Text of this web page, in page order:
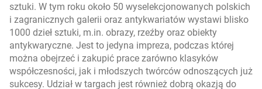
sztuki. W tym roku około 50 wyselekcjonowanych polskich
i zagranicznych galerii oraz antykwariatów wystawi blisko
1000 dzieł sztuki, m.in. obrazy, rzeźby oraz obiekty
antykwaryczne. Jest to jedyna impreza, podczas której
można obejrzeć i zakupić prace zarówno klasyków
współczesności, jak i młodszych twórców odnoszących już
sukcesy. Udział w targach jest również dobrą okazją do